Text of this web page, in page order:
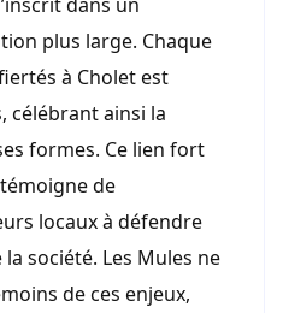
dans un
plus large. Chaque
à Cholet est
célébrant ainsi la
formes. Ce lien fort
de
locaux à défendre
société. Les Mules ne
de ces enjeux,